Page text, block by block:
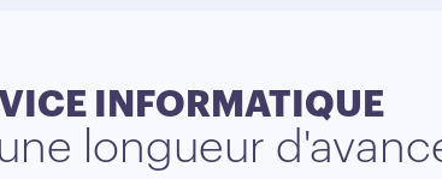
INFORMATIQUE
longueur